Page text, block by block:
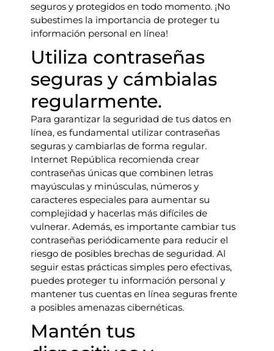
seguros y protegidos en todo momento. ¡No
subestimes la importancia de proteger tu
información personal en línea!
Utiliza contraseñas
seguras y cámbialas
regularmente.
Para garantizar la seguridad de tus datos en
línea, es fundamental utilizar contraseñas
seguras y cambiarlas de forma regular.
Internet República recomienda crear
contraseñas únicas que combinen letras
mayúsculas y minúsculas, números y
caracteres especiales para aumentar su
complejidad y hacerlas más difíciles de
vulnerar. Además, es importante cambiar tus
contraseñas periódicamente para reducir el
riesgo de posibles brechas de seguridad. Al
seguir estas prácticas simples pero efectivas,
puedes proteger tu información personal y
mantener tus cuentas en línea seguras frente
a posibles amenazas cibernéticas.
Mantén tus